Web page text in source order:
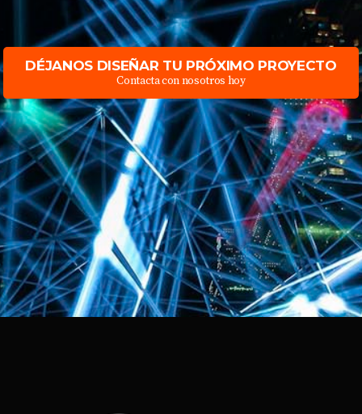
DÉJANOS DISEÑAR TU PRÓXIMO PROYECTO
Contacta con nosotros hoy